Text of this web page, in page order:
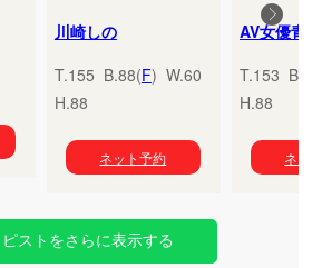
川崎しの
T.155 B.88(F) W.60
H.88
ネット予約
T.153
H.88
ネッ
ストをさらに表示する